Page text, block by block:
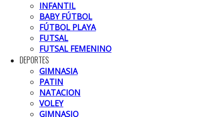
INFANTIL
BABY FÚTBOL
FÚTBOL PLAYA
FUTSAL
FUTSAL FEMENINO
DEPORTES
GIMNASIA
PATIN
NATACION
VOLEY
GIMNASIO